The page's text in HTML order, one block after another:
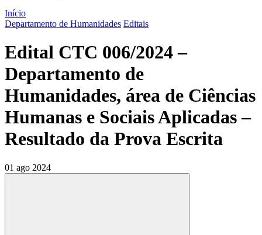
Início
Departamento de Humanidades Editais
Edital CTC 006/2024 –
Departamento de
Humanidades, área de Ciências
Humanas e Sociais Aplicadas –
Resultado da Prova Escrita
01 ago 2024